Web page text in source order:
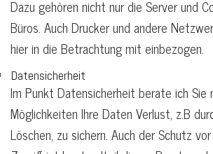
Dazu gehören nicht nur die Server und
Büros. Auch Drucker und andere
hier in die Betrachtung mit einbezogen.
Datensicherheit
Im Punkt Datensicherheit berate ich Sie
Möglichkeiten Ihre Daten Verlust, z.B
Löschen, zu sichern. Auch der Schutz